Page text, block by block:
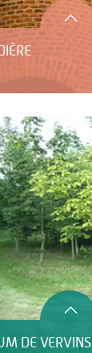
DE VERVINS